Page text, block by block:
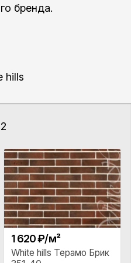
бренда.
hills
1 620 ₽/м²
White hills Терамо Брик